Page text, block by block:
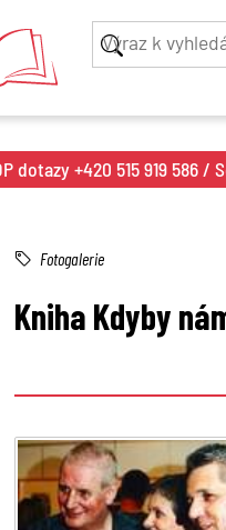
dotazy +420 515 919 586 /
Fotogalerie
Kniha Kdyby